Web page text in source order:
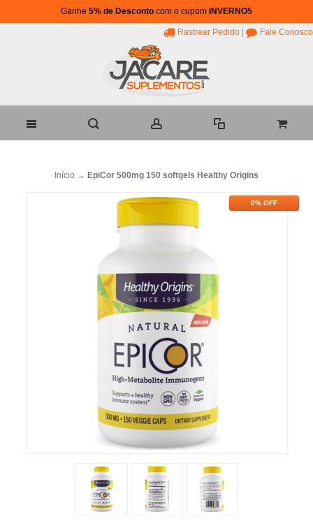
Ganhe 5% de Desconto com o cupom INVERNO5
Rastrear Pedido Fale Conosco
Início → EpiCor 500mg 150 softgels Healthy Origins
0% OFF